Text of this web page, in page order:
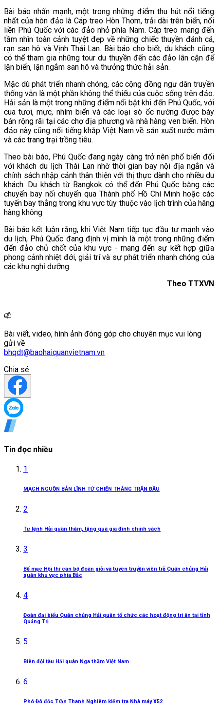
Bài báo nhấn mạnh, một trong những điểm thu hút nổi tiếng
nhất của hòn đảo là Cáp treo Hòn Thơm, trải dài trên biển, nối
liền Phú Quốc với các đảo nhỏ phía Nam. Cáp treo mang đến
tầm nhìn toàn cảnh tuyệt đẹp về những chiếc thuyền đánh cá,
rạn san hô và Vịnh Thái Lan. Bài báo cho biết, du khách cũng
có thể tham gia những tour du thuyền đến các đảo lân cận để
lặn biển, lặn ngắm san hô và thưởng thức hải sản.
Mặc dù phát triển nhanh chóng, các cộng đồng ngư dân truyền
thống vẫn là một phần không thể thiếu của cuộc sống trên đảo.
Hải sản là một trong những điểm nổi bật khi đến Phú Quốc, với
cua tươi, mực, nhím biển và các loại sò ốc nướng được bày
bán rộng rãi tại các chợ địa phương và nhà hàng ven biển. Hòn
đảo này cũng nổi tiếng khắp Việt Nam về sản xuất nước mắm
và các trang trại trồng tiêu.
Theo bài báo, Phú Quốc đang ngày càng trở nên phổ biến đối
với khách du lịch Thái Lan nhờ thời gian bay nội địa ngắn và
chính sách nhập cảnh thân thiện với thị thực dành cho nhiều du
khách. Du khách từ Bangkok có thể đến Phú Quốc bằng các
chuyến bay nối chuyến qua Thành phố Hồ Chí Minh hoặc các
tuyến bay thẳng trong khu vực tùy thuộc vào lịch trình của hãng
hàng không.
Bài báo kết luận rằng, khi Việt Nam tiếp tục đầu tư mạnh vào
du lịch, Phú Quốc đang định vị mình là một trong những điểm
đến đảo chủ chốt của khu vực - mang đến sự kết hợp giữa
phong cảnh nhiệt đới, giải trí và sự phát triển nhanh chóng của
các khu nghỉ dưỡng.
Theo TTXVN
Bài viết, video, hình ảnh đóng góp cho chuyên mục vui lòng
gửi về
bhqdt@baohaiquanvietnam.vn
Chia sẻ
Tin đọc nhiều
1
MẠCH NGUỒN BẢN LĨNH TỪ CHIẾN THẮNG TRẬN ĐẦU
2
Tư lệnh Hải quân thăm, tặng quà gia đình chính sách
3
Bế mạc Hội thi cán bộ đoàn giỏi và tuyên truyền viên trẻ Quân chủng Hải
quân khu vực phía Bắc
4
Đoàn đại biểu Quân chủng Hải quân tổ chức các hoạt động tri ân tại tỉnh
Quảng Trị
5
Biên đội tàu Hải quân Nga thăm Việt Nam
6
Phó Đô đốc Trần Thanh Nghiêm kiểm tra Nhà máy X52